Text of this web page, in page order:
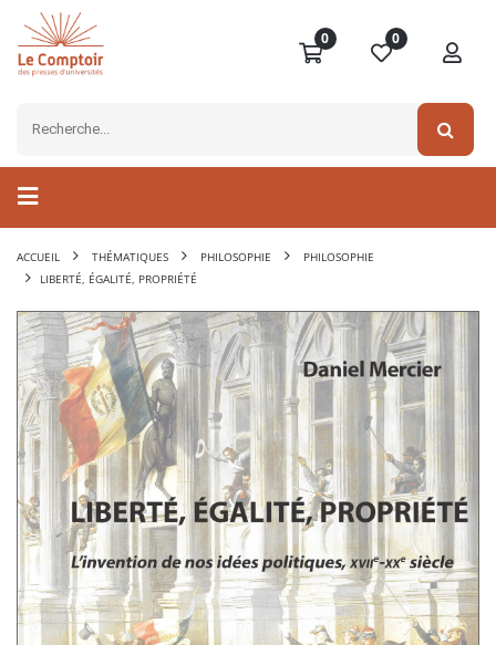
0 0
ACCUEIL THÉMATIQUES PHILOSOPHIE
PHILOSOPHIE
LIBERTÉ, ÉGALITÉ, PROPRIÉTÉ